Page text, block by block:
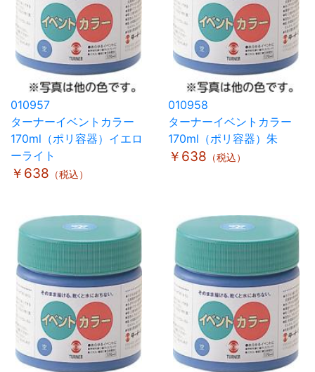
010957
ターナーイベントカラー
170ml（ポリ容器）イエロ
ーライト
￥638 （税込）
010958
ターナーイベントカラー
170ml（ポリ容器）朱
￥638 （税込）